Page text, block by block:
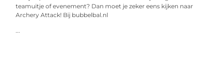
teamuitje of evenement? Dan moet je zeker eens kijken naar
Archery Attack! Bij bubbelbal.nl
...